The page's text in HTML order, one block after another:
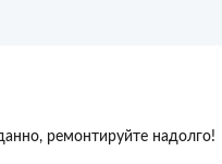
ремонтируйте надолго!